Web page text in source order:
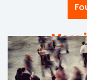
Meer